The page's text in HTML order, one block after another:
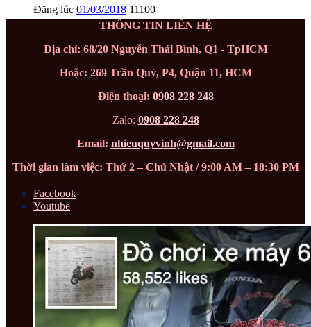
Đăng lúc 01/03/2018 11100
THÔNG TIN LIÊN HỆ
Địa chỉ: 68/20 Nguyễn Thái Bình, Q1 - TpHCM
Hoặc: 269 Trần Quý, P4, Quận 11, HCM
Điện thoại: 0908 228 248
Zalo: 0908 228 248
Email: nhieuquyvinh@gmail.com
Thời gian làm việc: Thứ 2 – Chủ Nhật / 9:00 AM – 18:30 PM
Facebook
Youtube